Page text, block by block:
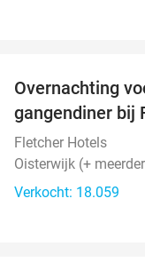
Overnachting
gangendiner bij
Fletcher Hotels
Oisterwijk (+
Verkocht: 18.059